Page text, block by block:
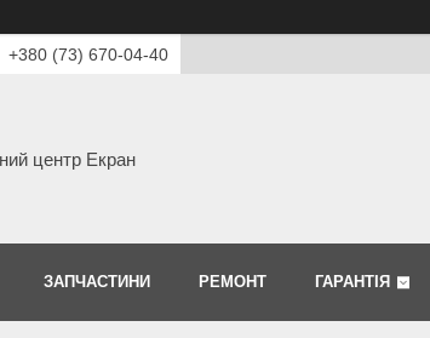
+380 (73) 670-04-40
центр Екран
ЗАПЧАСТИНИ РЕМОНТ ГАРАНТІЯ